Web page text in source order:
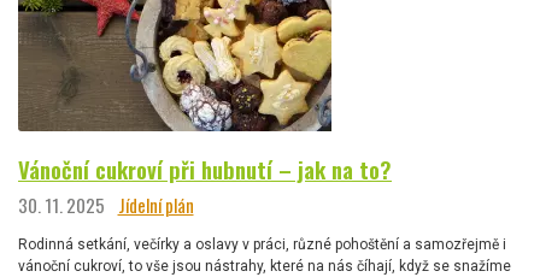
Vánoční cukroví při hubnutí – jak na to?
30. 11. 2025 Jídelní plán
Rodinná setkání, večírky a oslavy v práci, různé pohoštění a samozřejmě i
vánoční cukroví, to vše jsou nástrahy, které na nás číhají, když se snažíme